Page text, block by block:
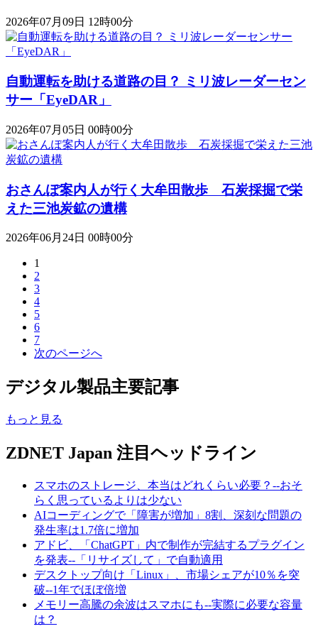
2026年07月09日 12時00分
自動運転を助ける道路の目？ ミリ波レーダーセン
サー「EyeDAR」
2026年07月05日 00時00分
おさんぽ案内人が行く大牟田散歩 石炭採掘で栄
えた三池炭鉱の遺構
2026年06月24日 00時00分
1
2
3
4
5
6
7
次のページへ
デジタル製品主要記事
もっと見る
ZDNET Japan 注目ヘッドライン
スマホのストレージ、本当はどれくらい必要？--おそ
らく思っているよりは少ない
AIコーディングで「障害が増加」8割、深刻な問題の
発生率は1.7倍に増加
アドビ、「ChatGPT」内で制作が完結するプラグイン
を発表--「リサイズして」で自動適用
デスクトップ向け「Linux」、市場シェアが10％を突
破--1年でほぼ倍増
メモリー高騰の余波はスマホにも--実際に必要な容量
は？